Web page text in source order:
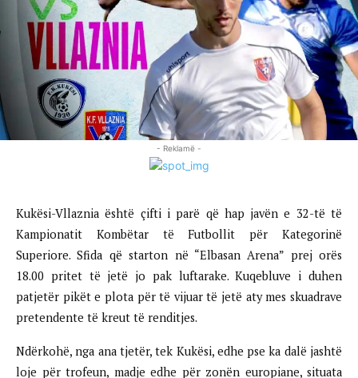
- Reklamë -
Kukësi-Vllaznia është çifti i parë që hap javën e 32-të të
Kampionatit Kombëtar të Futbollit për Kategorinë
Superiore. Sfida që starton në “Elbasan Arena” prej orës
18.00 pritet të jetë jo pak luftarake. Kuqebluve i duhen
patjetër pikët e plota për të vijuar të jetë aty mes skuadrave
pretendente të kreut të renditjes.
Ndërkohë, nga ana tjetër, tek Kukësi, edhe pse ka dalë jashtë
loje për trofeun, madje edhe për zonën europiane, situata